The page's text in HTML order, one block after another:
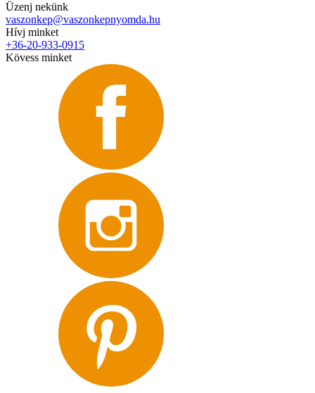
Üzenj nekünk
vaszonkep@vaszonkepnyomda.hu
Hívj minket
+36-20-933-0915
Kövess minket